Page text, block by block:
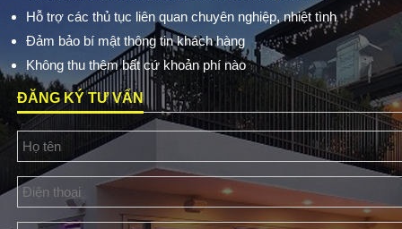
Hỗ trợ các thủ tục liên quan chuyên nghiệp, nhiệt tình
Đảm bảo bí mật thông tin khách hàng
Không thu thêm bất cứ khoản phí nào
ĐĂNG KÝ TƯ VẤN